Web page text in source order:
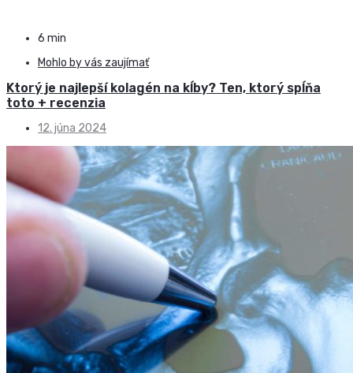
6 min
Mohlo by vás zaujímať
Ktorý je najlepší kolagén na kĺby? Ten, ktorý spĺňa
toto + recenzia
12. júna 2024